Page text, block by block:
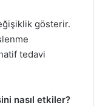
gösterir.
tedavi
nasıl etkiler?